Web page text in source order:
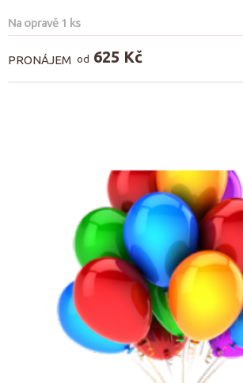
Na opravě 1 ks
PRONÁJEM od 625 Kč